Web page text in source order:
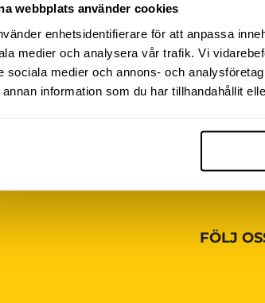
webbplats använder cookies
enhetsidentifierare för att anpassa
medier och analysera vår trafik. Vi
sociala medier och annons- och
annan information som du har tillhandahållit
inte några aktiviteter ännu,
FÖLJ